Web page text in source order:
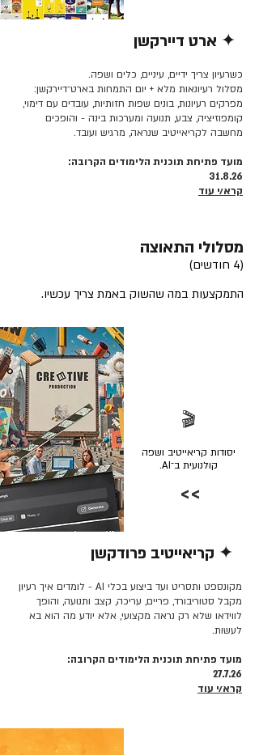
✦ ארט דיירקשן
כשרעיון צריך ידיים, עיניים, כלים ושפה.
מסלול רעיונאות מלא + יום התמחות בארט־דיירקשן:
מפרקים רעיונות, בונים שפות חזותיות, עובדים עם דימוי,
קומפוזיציה, צבע, תנועה ומערכות בינה - והופכים
מחשבה לקריאייטיב שנראה, מרגיש ועובד.
מועד פתיחת תוכנית הלימודים הקרובה:
31.8.26
קרא/י עוד
מסלולי התאוצה
(4 חודשים)
התמקצעות במה שהשוק באמת צריך עכשיו.
🎬
יסודות קריאייטיב ושפה
קולנועית ב־AI.
>>
✦ קריאייטיב פרודקשן
מקונספט ותסריט ועד ביצוע בכלי AI - לומדים איך רעיון
מקבל סטוריבורד, פריים, עריכה, קצב ותנועה, והופך
לווידאו שלא רק נראה מקצועי, אלא יודע מה הוא בא
לעשות.
מועד פתיחת תוכנית הלימודים הקרובה:
27.7.26
קרא/י עוד